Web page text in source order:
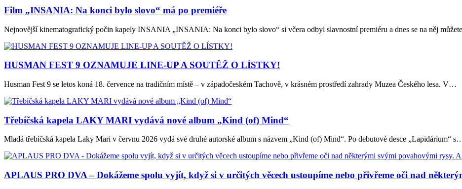
Film „INSANIA: Na konci bylo slovo“ má po premiéře
Nejnovější kinematografický počin kapely INSANIA „INSANIA: Na konci bylo slovo“ si včera odbyl slavnostní premiéru a dnes se na něj
HUSMAN FEST 9 OZNAMUJE LINE-UP A SOUTĚŽ O LÍSTKY!
Husman Fest 9 se letos koná 18. července na tradičním místě – v západočeském Tachově, v krásném prostředí zahrady Muzea Českého lesa. V…
Třebíčská kapela LAKY MARI vydává nové album „Kind (of) Mind“
Mladá třebíčská kapela Laky Mari v červnu 2026 vydá své druhé autorské album s názvem „Kind (of) Mind“. Po debutové desce „Lapidárium“
APLAUS PRO DVA – Dokážeme spolu vyjít, když si v určitých věcech ustoupíme nebo přivřeme oči nad